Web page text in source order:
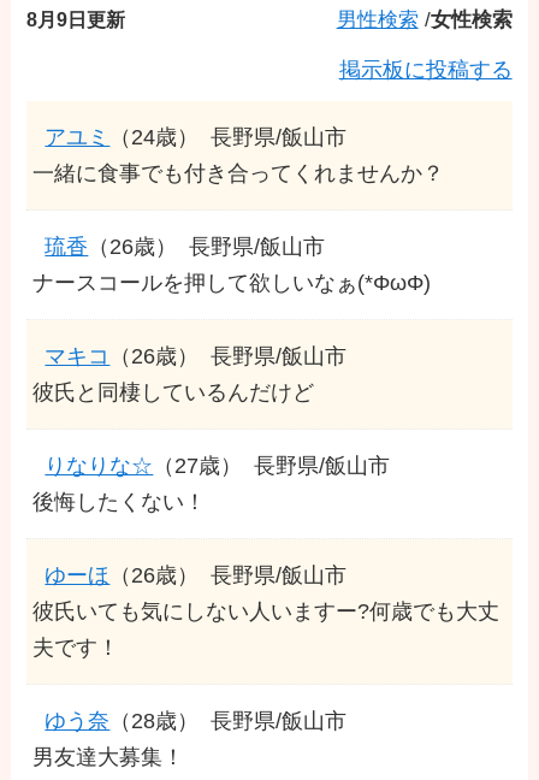
8月9日更新 男性検索 /女性検索
掲示板に投稿する
アユミ （24歳）
長野県/飯山市
一緒に食事でも付き合ってくれませんか？
琉香 （26歳）
長野県/飯山市
ナースコールを押して欲しいなぁ(*ΦωΦ)
マキコ （26歳）
長野県/飯山市
彼氏と同棲しているんだけど
りなりな☆ （27歳）
長野県/飯山市
後悔したくない！
ゆーほ （26歳）
長野県/飯山市
彼氏いても気にしない人いますー?何歳でも大丈
夫です！
ゆう奈 （28歳）
長野県/飯山市
男友達大募集！